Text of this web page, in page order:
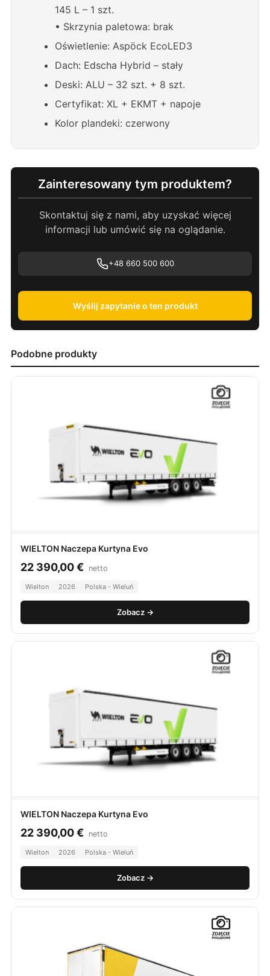
145 L – 1 szt.
• Skrzynia paletowa: brak
Oświetlenie: Aspöck EcoLED3
Dach: Edscha Hybrid – stały
Deski: ALU – 32 szt. + 8 szt.
Certyfikat: XL + EKMT + napoje
Kolor plandeki: czerwony
Zainteresowany tym produktem?
Skontaktuj się z nami, aby uzyskać więcej
informacji lub umówić się na oglądanie.
+48 660 500 600
Wyślij zapytanie o ten produkt
Podobne produkty
WIELTON Naczepa Kurtyna Evo
22 390,00€ netto
Wielton 2026 Polska - Wieluń
Zobacz →
WIELTON Naczepa Kurtyna Evo
22 390,00€ netto
Wielton 2026 Polska - Wieluń
Zobacz →